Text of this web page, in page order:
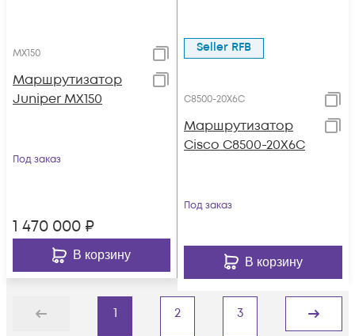
MX150
Маршрутизатор
Juniper MX150
Под заказ
1 470 000 ₽
В корзину
Seller RFB
C8500-20X6C
Маршрутизатор
Cisco C8500-20X6C
Под заказ
В корзину
Назад
1 2 3
Дальше